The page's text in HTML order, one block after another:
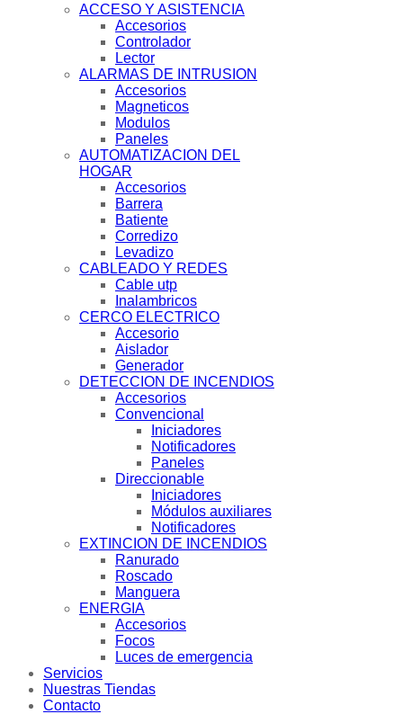
ACCESO Y ASISTENCIA
Accesorios
Controlador
Lector
ALARMAS DE INTRUSION
Accesorios
Magneticos
Modulos
Paneles
AUTOMATIZACION DEL
HOGAR
Accesorios
Barrera
Batiente
Corredizo
Levadizo
CABLEADO Y REDES
Cable utp
Inalambricos
CERCO ELECTRICO
Accesorio
Aislador
Generador
DETECCION DE INCENDIOS
Accesorios
Convencional
Iniciadores
Notificadores
Paneles
Direccionable
Iniciadores
Módulos auxiliares
Notificadores
EXTINCION DE INCENDIOS
Ranurado
Roscado
Manguera
ENERGIA
Accesorios
Focos
Luces de emergencia
Servicios
Nuestras Tiendas
Contacto